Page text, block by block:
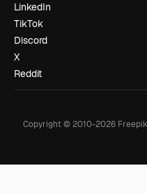
LinkedIn
TikTok
Discord
X
Reddit
Copyright © 2010-2026Freepik